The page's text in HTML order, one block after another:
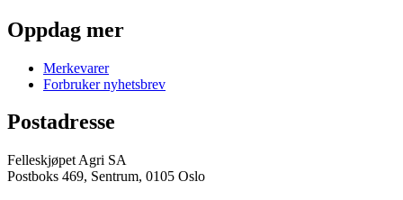
Oppdag mer
Merkevarer
Forbruker nyhetsbrev
Postadresse
Felleskjøpet Agri SA
Postboks 469, Sentrum, 0105 Oslo